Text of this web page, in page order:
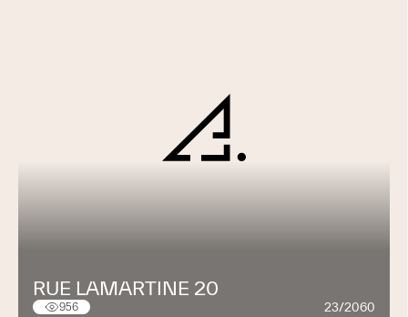
RUE LAMARTINE 20
956 23/2060